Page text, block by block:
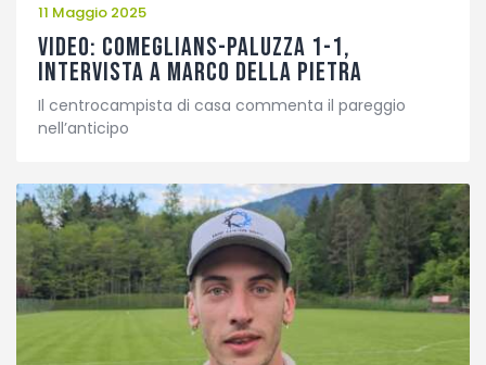
11 Maggio 2025
VIDEO: Comeglians-Paluzza 1-1,
intervista a Marco Della Pietra
Il centrocampista di casa commenta il pareggio
nell’anticipo